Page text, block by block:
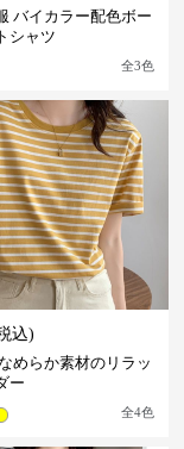
バイカラー配色ボー
シャツ
全3色
込)
めらか素材のリラッ
ー
全4色